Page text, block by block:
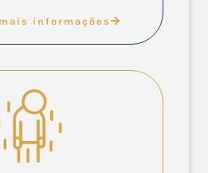
informações